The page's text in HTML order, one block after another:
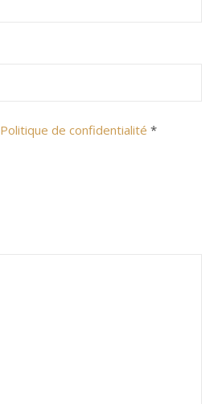
Politique de confidentialité *